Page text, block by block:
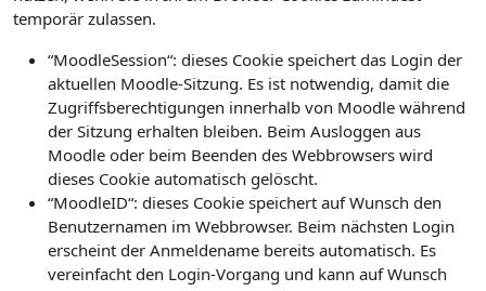
temporär zulassen.
“MoodleSession“: dieses Cookie speichert das Login der
aktuellen Moodle-Sitzung. Es ist notwendig, damit die
Zugriffsberechtigungen innerhalb von Moodle während
der Sitzung erhalten bleiben. Beim Ausloggen aus
Moodle oder beim Beenden des Webbrowsers wird
dieses Cookie automatisch gelöscht.
“MoodleID“: dieses Cookie speichert auf Wunsch den
Benutzernamen im Webbrowser. Beim nächsten Login
erscheint der Anmeldename bereits automatisch. Es
vereinfacht den Login-Vorgang und kann auf Wunsch